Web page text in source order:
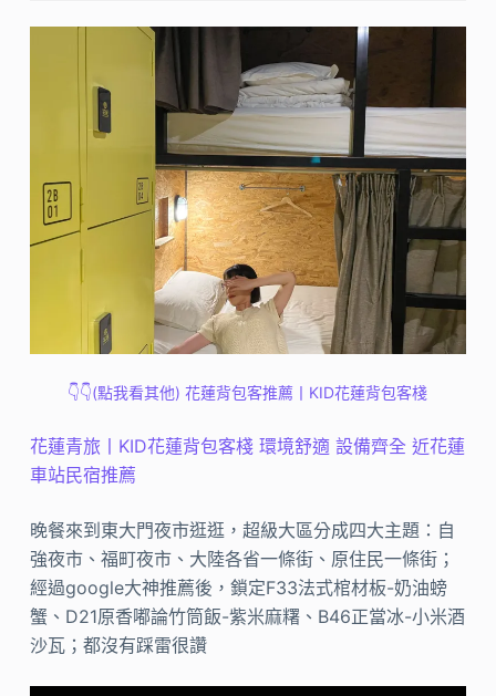
👇👇(點我看其他) 花蓮背包客推薦丨KID花蓮背包客棧
花蓮青旅丨KID花蓮背包客棧 環境舒適 設備齊全 近花蓮
車站民宿推薦
晚餐來到東大門夜市逛逛，超級大區分成四大主題：自
強夜市、福町夜市、大陸各省一條街、原住民一條街；
經過google大神推薦後，鎖定F33法式棺材板-奶油螃
蟹、D21原香嘟論竹筒飯-紫米麻糬、B46正當冰-小米酒
沙瓦；都沒有踩雷很讚